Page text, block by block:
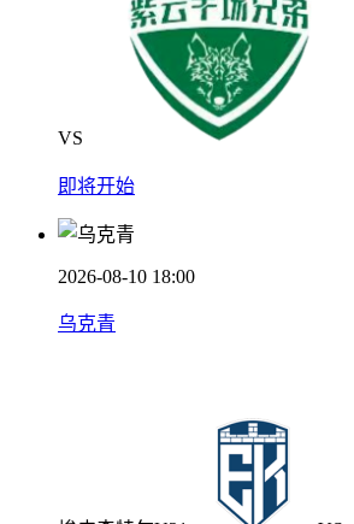
VS
即将开始
2026-08-10 18:00
乌克青